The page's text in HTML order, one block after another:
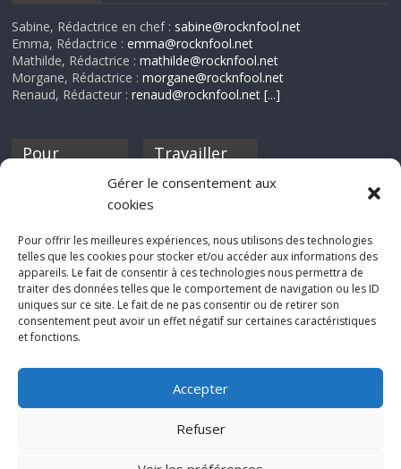
Gérer le consentement aux
cookies
Pour offrir les meilleures expériences, nous utilisons des technologies
telles que les cookies pour stocker et/ou accéder aux informations des
appareils. Le fait de consentir à ces technologies nous permettra de
traiter des données telles que le comportement de navigation ou les ID
uniques sur ce site. Le fait de ne pas consentir ou de retirer son
consentement peut avoir un effet négatif sur certaines caractéristiques
et fonctions.
Accepter
Refuser
Sabine, Rédactrice en chef : sabine@rocknfool.net
Emma, Rédactrice :emma@rocknfool.net
Mathilde, Rédactrice :mathilde@rocknfool.net
Morgane, Rédactrice :morgane@rocknfool.net
Renaud, Rédacteur :renaud@rocknfool.net [...]
Pour
discothèque
Travailler
Si tu souhaites
Rocknfool, n'hésite
pas à nous envoyer
tes chroniques de
concerts, de films,
séries ou des billets
d'humeur :
net